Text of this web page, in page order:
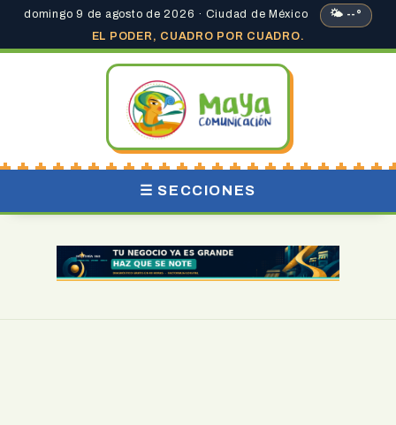
domingo 9 de agosto de 2026 · Ciudad de México
🌤 --°
EL PODER, CUADRO POR CUADRO.
☰ SECCIONES